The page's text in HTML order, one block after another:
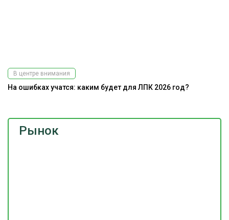
Рынок
В центре внимания
На ошибках учатся: каким будет для ЛПК 2026 год?